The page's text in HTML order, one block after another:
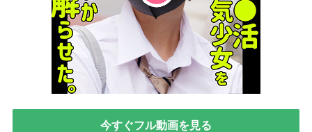
今すぐフル動画を見る